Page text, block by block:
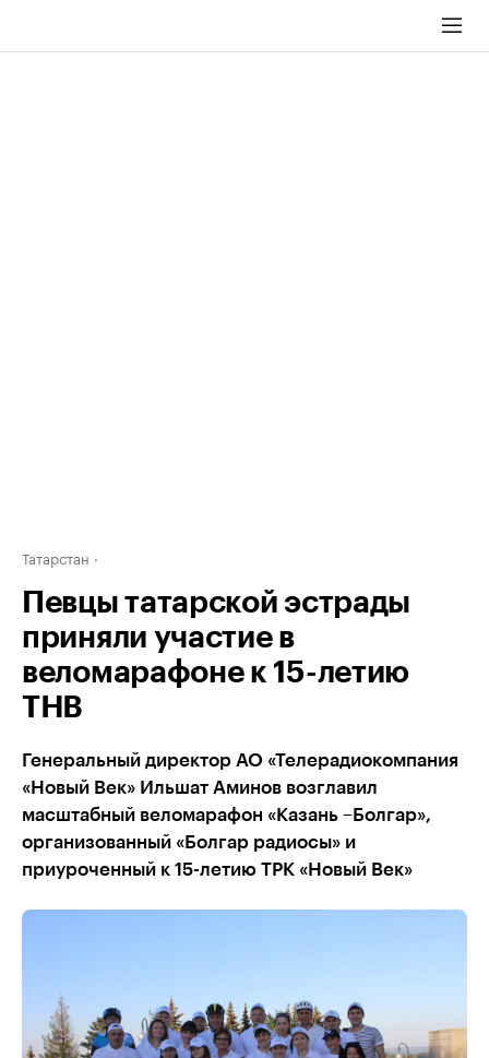
Татарстан
Певцы татарской эстрады
приняли участие в
веломарафоне к 15-летию
ТНВ
Генеральный директор АО «Телерадиокомпания
«Новый Век» Ильшат Аминов возглавил
масштабный веломарафон «Казань –Болгар»,
организованный «Болгар радиосы» и
приуроченный к 15-летию ТРК «Новый Век»